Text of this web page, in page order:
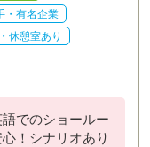
・有名企業
休憩室あり
でのショールー
！シナリオあり